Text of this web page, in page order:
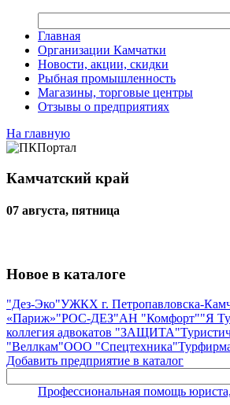
Главная
Организации Камчатки
Новости, акции, скидки
Рыбная промышленность
Магазины, торговые центры
Отзывы о предприятиях
На главную
Камчатский край
07 августа, пятница
Новое в каталоге
"Дез-Эко"УЖКХ г. Петропавловска-
«Париж»"РОС-ДЕЗ"АН "Комфорт""Я
коллегия адвокатов "ЗАЩИТА"
"Веллкам"ООО "Спецтехника"
Добавить предприятие в каталог
Профессиональная помощь